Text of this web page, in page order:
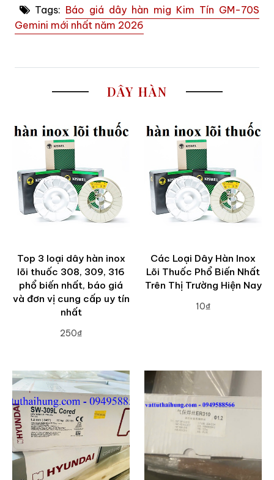
Tags: Báo giá dây hàn mig Kim Tín GM-70S
Gemini mới nhất năm 2026
DÂY HÀN
Top 3 loại dây hàn inox
lõi thuốc 308, 309, 316
phổ biến nhất, báo giá
và đơn vị cung cấp uy tín
nhất
250₫
Các Loại Dây Hàn Inox
Lõi Thuốc Phổ Biến Nhất
Trên Thị Trường Hiện Nay
10₫